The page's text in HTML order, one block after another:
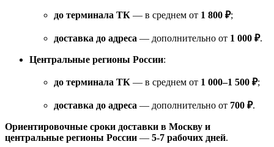
до терминала ТК — в среднем от 1 800 ₽;
доставка до адреса — дополнительно от 1 000 ₽.
Центральные регионы России:
до терминала ТК — в среднем от 1 000–1 500 ₽;
доставка до адреса — дополнительно от 700 ₽.
Ориентировочные сроки доставки в Москву и
центральные регионы России — 5-7 рабочих дней.